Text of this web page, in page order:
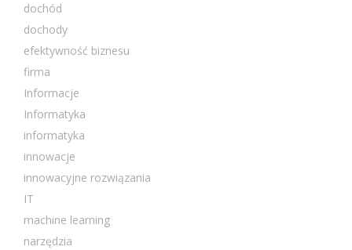
dochód
dochody
efektywność biznesu
firma
Informacje
Informatyka
informatyka
innowacje
innowacyjne rozwiązania
IT
machine learning
narzędzia